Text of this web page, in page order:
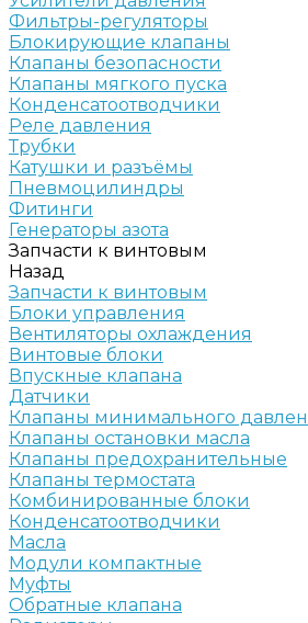
Фильтры-регуляторы
Блокирующие клапаны
Клапаны безопасности
Клапаны мягкого пуска
Конденсатоотводчики
Реле давления
Трубки
Катушки и разъёмы
Пневмоцилиндры
Фитинги
Генераторы азота
Запчасти к винтовым
Назад
Запчасти к винтовым
Блоки управления
Вентиляторы охлаждения
Винтовые блоки
Впускные клапана
Датчики
Клапаны минимального
Клапаны остановки масла
Клапаны предохранительные
Клапаны термостата
Комбинированные блоки
Конденсатоотводчики
Масла
Модули компактные
Муфты
Обратные клапана